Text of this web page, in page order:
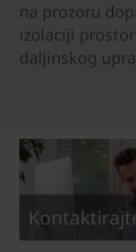
na prozoru
izolaciji
daljinskog